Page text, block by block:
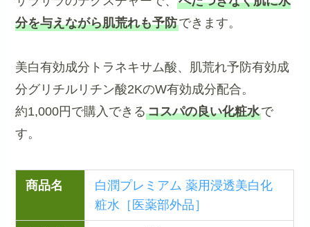
分を与えながら肌荒れも予防できます。
美白有効成分トラネキサム酸、肌荒れ予防有効成
分グリチルリチン酸2KのW有効成分配合。
約1,000円で購入できるコスパの良い化粧水で
す。
商品名
白潤プレミアム 薬用浸透美白化
粧水［医薬部外品］